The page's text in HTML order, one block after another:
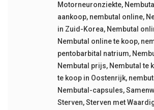
Motorneuronziekte, Nembutal
aankoop, nembutal online,
in Zuid-Korea, Nembutal
Nembutal online te koop,
pentobarbital natrium,
Nembutal prijs, Nembutal te
te koop in Oostenrijk,
Nembutal-capsules,
Sterven,Sterven met